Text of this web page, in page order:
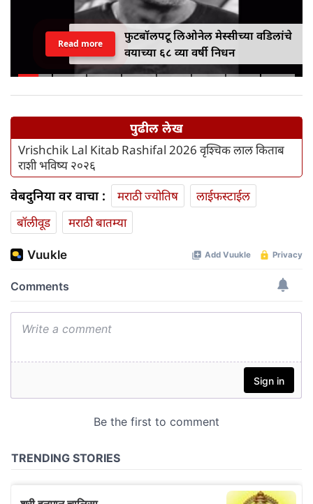
फुटबॉलपटू लिओनेल मेस्सीच्या वडिलांचे
वयाच्या ६८ व्या वर्षी निधन
Read more
पुढील लेख
Vrishchik Lal Kitab Rashifal 2026 वृश्चिक लाल किताब
राशी भविष्य २०२६
वेबदुनिया वर वाचा : मराठी ज्योतिष
लाईफस्टाईल
बॉलीवूड
मराठी बातम्या